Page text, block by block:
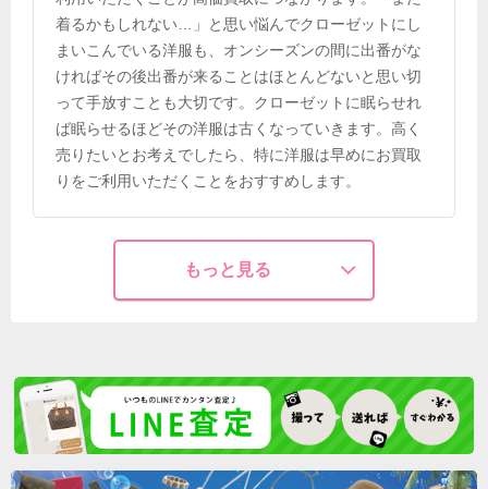
着るかもしれない…」と思い悩んでクローゼットにし
まいこんでいる洋服も、オンシーズンの間に出番がな
ければその後出番が来ることはほとんどないと思い切
って手放すことも大切です。クローゼットに眠らせれ
ば眠らせるほどその洋服は古くなっていきます。高く
売りたいとお考えでしたら、特に洋服は早めにお買取
りをご利用いただくことをおすすめします。
もっと見る